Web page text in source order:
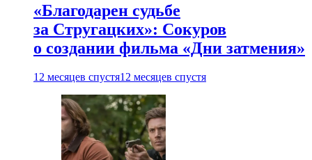
«Благодарен судьбе
за Стругацких»: Сокуров
о создании фильма «Дни затмения»
12 месяцев спустя12 месяцев спустя